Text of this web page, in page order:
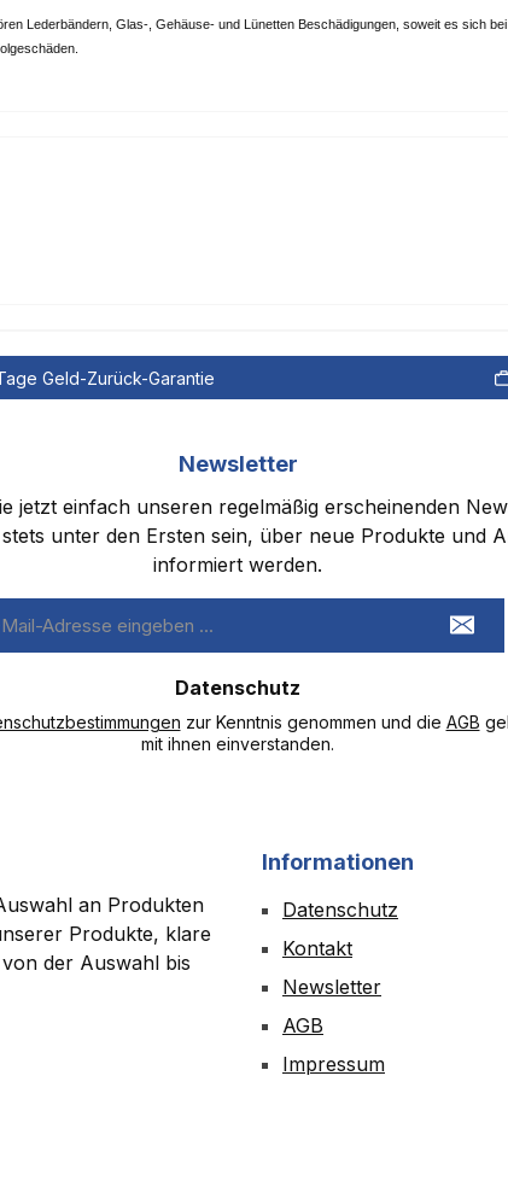
Lederbändern, Glas-, Gehäuse- und Lünetten Beschädigungen, soweit es sich
Geld-Zurück-Garantie
Newsletter
jetzt einfach unseren regelmäßig erscheinenden
unter den Ersten sein, über neue Produkte und
informiert werden.
Datenschutz
zur Kenntnis genommen und die AGB
mit ihnen einverstanden.
an Produkten
Produkte, klare
der Auswahl bis
Informationen
Datenschutz
Kontakt
Newsletter
AGB
Impressum